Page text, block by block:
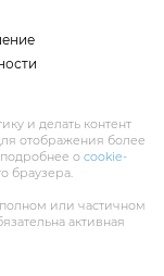
и делать контент
отображения более
о cookie-
браузера.
или частичном
активная